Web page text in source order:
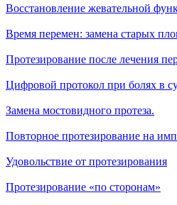
Восстановление жевательной
Время перемен: замена старых
Протезирование после лечения
Цифровой протокол при болях в
Замена мостовидного протеза.
Повторное протезирование на
Удовольствие от протезирования
Протезирование «по сторонам»